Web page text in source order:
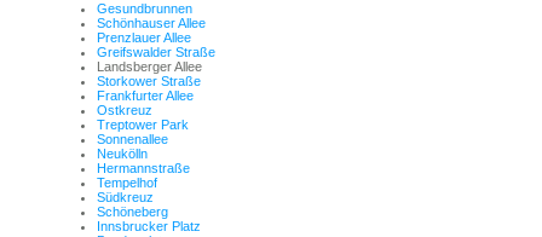
Gesundbrunnen
Schönhauser Allee
Prenzlauer Allee
Greifswalder Straße
Landsberger Allee
Storkower Straße
Frankfurter Allee
Ostkreuz
Treptower Park
Sonnenallee
Neukölln
Hermannstraße
Tempelhof
Südkreuz
Schöneberg
Innsbrucker Platz